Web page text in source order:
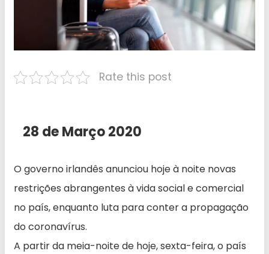
Rate this post
28 de Março 2020
O governo irlandês anunciou hoje à noite novas
restrições abrangentes à vida social e comercial
no país, enquanto luta para conter a propagação
do coronavírus.
A partir da meia-noite de hoje, sexta-feira, o país